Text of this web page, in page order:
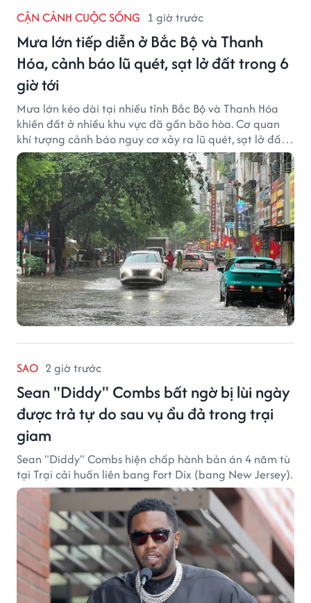
CẬN CẢNH CUỘC SỐNG 1 giờ trước
Mưa lớn tiếp diễn ở Bắc Bộ và Thanh
Hóa, cảnh báo lũ quét, sạt lở đất trong 6
giờ tới
Mưa lớn kéo dài tại nhiều tỉnh Bắc Bộ và Thanh Hóa
khiến đất ở nhiều khu vực đã gần bão hòa. Cơ quan
khí tượng cảnh báo nguy cơ xảy ra lũ quét, sạt lở đất
trong những giờ tới.
SAO 2 giờ trước
Sean "Diddy" Combs bất ngờ bị lùi ngày
được trả tự do sau vụ ẩu đả trong trại
giam
Sean "Diddy" Combs hiện chấp hành bản án 4 năm tù
tại Trại cải huấn liên bang Fort Dix (bang New Jersey).